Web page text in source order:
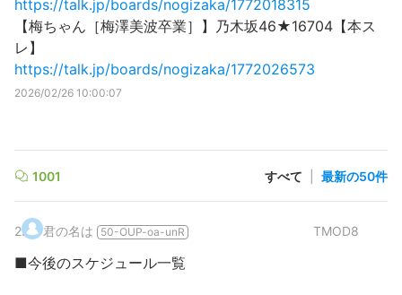
https://talk.jp/boards/nogizaka/1772018315
【梅ちゃん［梅澤美波卒業］】乃木坂46★16704【本ス
レ】
https://talk.jp/boards/nogizaka/1772026573
2026/02/26 10:00:07
1001 すべて 最新の50件
2. 君の名は 50-OUP-oa-unR TMOD8
■今後のスケジュール一覧